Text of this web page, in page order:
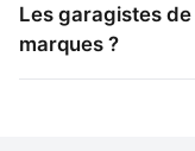
Les garagistes
marques ?